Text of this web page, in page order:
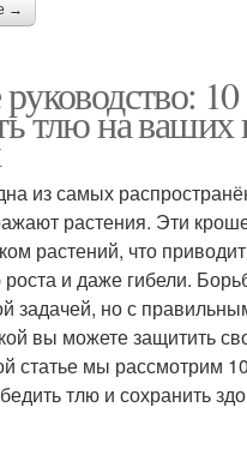
→
тлю на ваших
из самых
растения. Эти
растений, что
и даже гибели.
задачей, но с
вы можете защитить
статье мы рассмотрим
тлю и сохранить